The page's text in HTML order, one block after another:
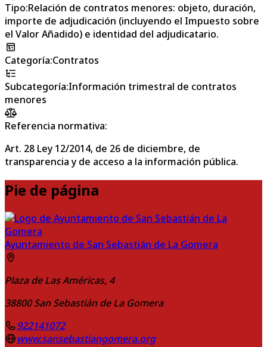
Tipo:Relación de contratos menores: objeto, duración,
importe de adjudicación (incluyendo el Impuesto sobre
el Valor Añadido) e identidad del adjudicatario.
Categoría:Contratos
Subcategoría:Información trimestral de contratos
menores
Referencia normativa:
Art. 28 Ley 12/2014, de 26 de diciembre, de
transparencia y de acceso a la información pública.
Pie de página
Ayuntamiento de San Sebastián de La Gomera
Plaza de Las Américas, 4
38800 San Sebastián de La Gomera
922141072
www.sansebastiangomera.org